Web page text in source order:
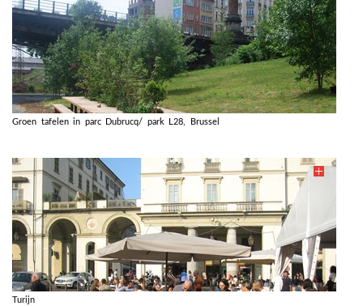
Groen tafelen in parc Dubrucq/ park L28, Brussel
Turijn